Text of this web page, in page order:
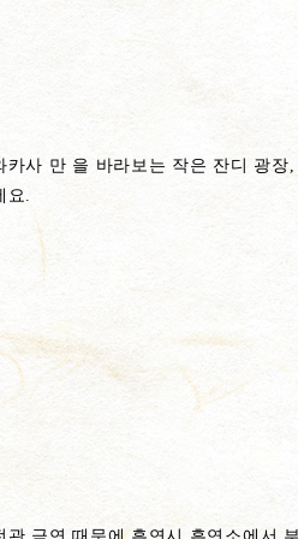
카사 만 을 바라보는 작은 잔디 광
요.